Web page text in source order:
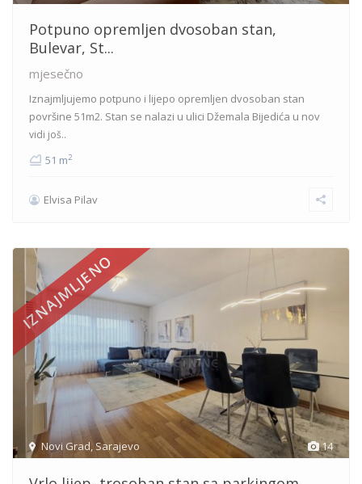
Potpuno opremljen dvosoban stan,
Bulevar, St...
mjesečno
Iznajmljujemo potpuno i lijepo opremljen dvosoban stan
površine 51m2. Stan se nalazi u ulici Džemala Bijedića u nov
vidi još..
51 m2
Elvisa Pilav
14
Novi Grad,Sarajevo
IZNAJMLJENO